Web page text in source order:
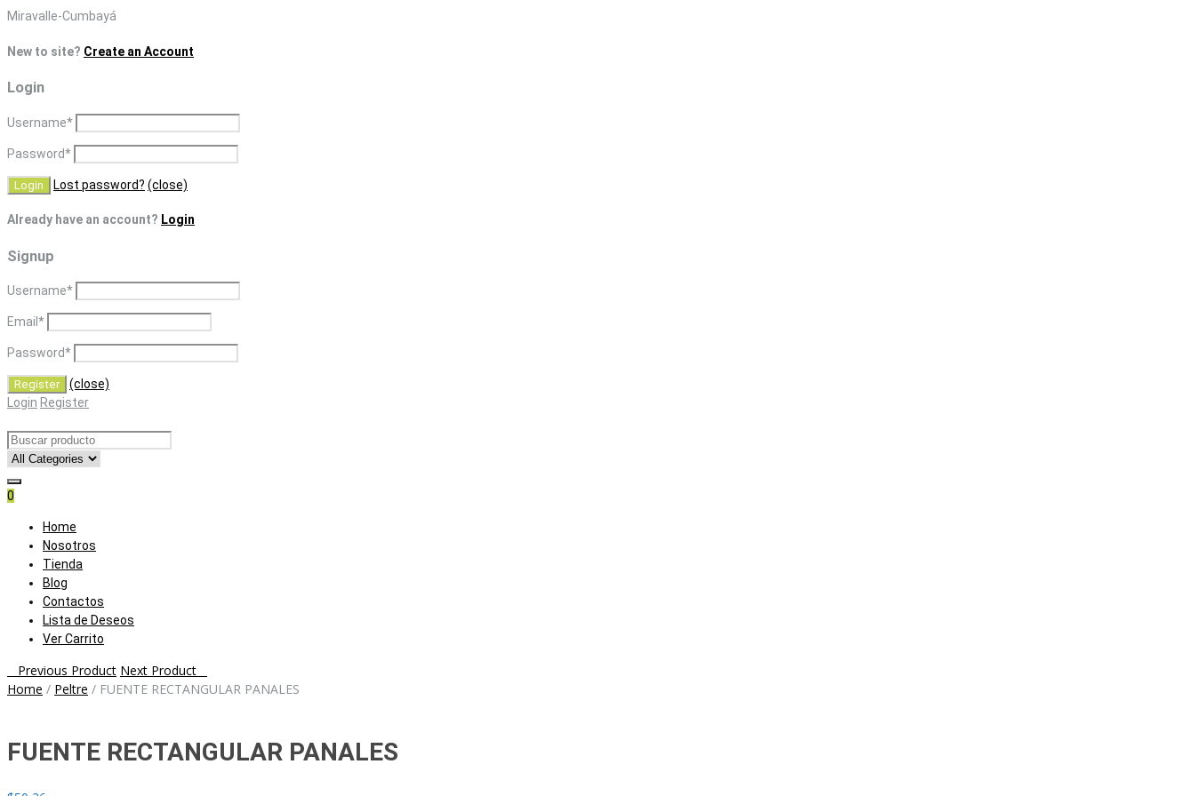
Skip
content
Miravalle-Cumbayá
New to site? Create an Account
Login
Username*
Password*
Lost password? (close)
Already have an account? Login
Signup
Username*
Email *
Password*
(close)
Login Register
0
Skip
content
Home
Nosotros
Tienda
Blog
Contactos
Lista de Deseos
Ver Carrito
Post
navigation
Previous Product Next Product
Home / Peltre / FUENTE RECTANGULAR PANALES
FUENTE RECTANGULAR PANALES